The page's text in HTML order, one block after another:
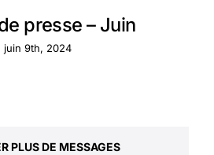
presse – Juin
juin 9th, 2024
PLUS DE MESSAGES